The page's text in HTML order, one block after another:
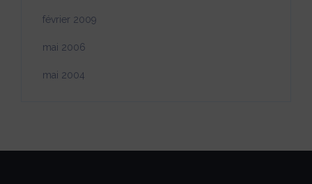
février 2009
mai 2006
mai 2004